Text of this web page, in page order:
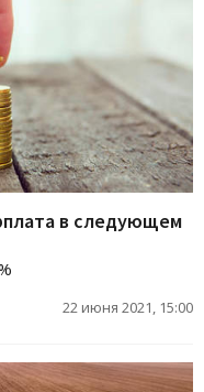
в следующем
22 июня 2021, 15:00